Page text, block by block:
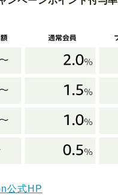
公式HP